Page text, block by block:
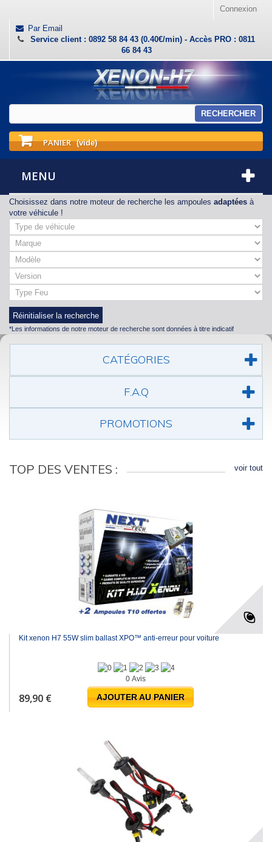
Connexion
Par Email
Service client : 0892 58 84 43 (0.40€/min) - Accès PRO : 0811
66 84 43
RECHERCHER
PANIER (vide)
MENU
Choisissez dans notre moteur de recherche les ampoules adaptées à
votre véhicule !
Réinitialiser la recherche
*Les informations de notre moteur de recherche sont données à titre indicatif
CATÉGORIES
F.A.Q
PROMOTIONS
TOP DES VENTES : voir tout
Kit xenon H7 55W slim ballast XPO™ anti-erreur pour voiture
0 Avis
89,90 € AJOUTER AU PANIER